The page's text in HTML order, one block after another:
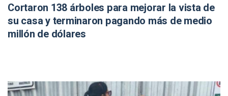
Cortaron 138 árboles para mejorar la vista de
su casa y terminaron pagando más de medio
millón de dólares